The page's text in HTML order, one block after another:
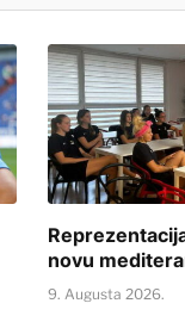
novu
9. Augusta 2026.